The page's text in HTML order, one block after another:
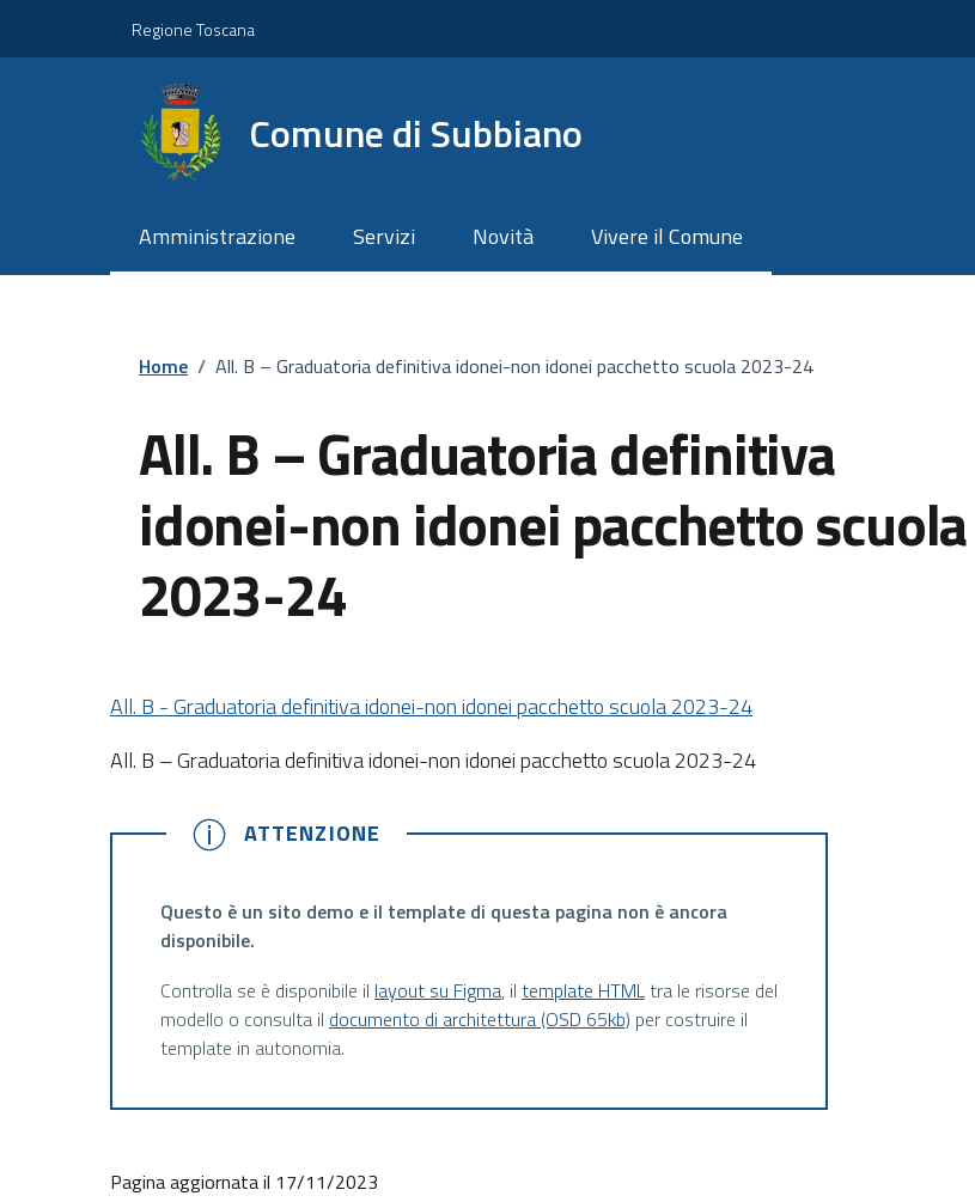
Regione Toscana
Comune di Subbiano
Amministrazione Servizi Novità Vivere il Comune
Home / All. B – Graduatoria definitiva idonei-non idonei pacchetto scuola 2023-24
All. B – Graduatoria definitiva
idonei-non idonei pacchetto scuola
2023-24
All. B - Graduatoria definitiva idonei-non idonei pacchetto scuola 2023-24
All. B – Graduatoria definitiva idonei-non idonei pacchetto scuola 2023-24
ATTENZIONE
ATTENZIONE
Questo è un sito demo e il template di questa pagina non è ancora
disponibile.
Controlla se è disponibile il layout su Figma, il template HTMLtra le risorse del
modello o consulta il documento di architettura (OSD 65kb) per costruire il
template in autonomia.
Pagina aggiornata il 17/11/2023